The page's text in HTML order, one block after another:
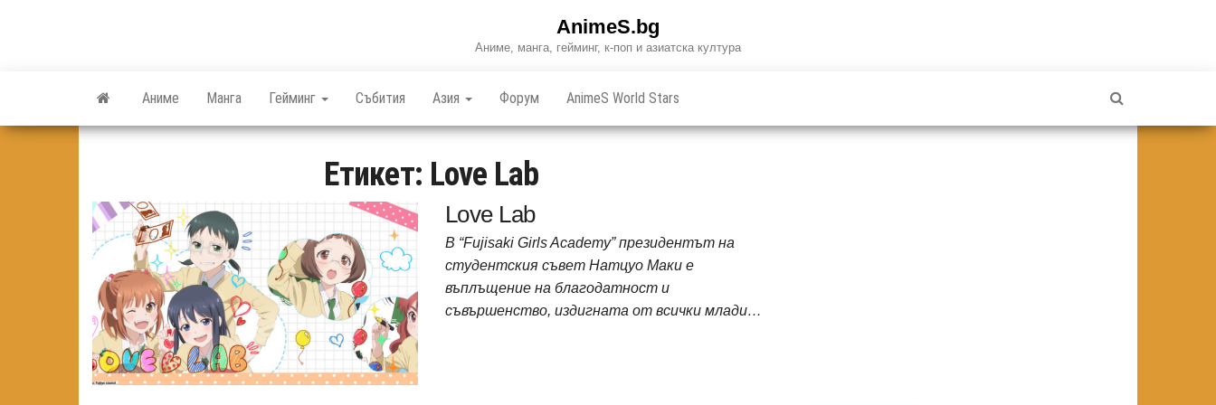
AnimeS.bg
Аниме, манга, гейминг, к-поп и азиатска култура
Аниме Манга Гейминг Събития Азия Форум AnimeS World Stars
Етикет: Love Lab
Love Lab
В “Fujisaki Girls Academy” президентът на
студентския съвет Натцуо Маки е
въплъщение на благодатност и
съвършенство, издигната от всички млади…